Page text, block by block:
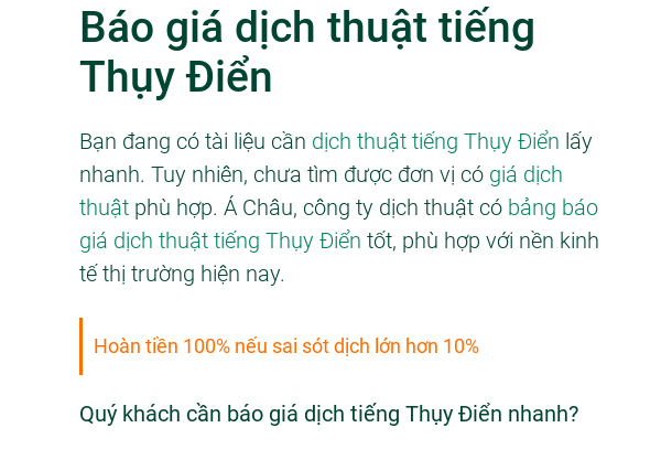
Báo giá dịch thuật tiếng
Thụy Điển
Bạn đang có tài liệu cần dịch thuật tiếng Thụy Điển lấy
nhanh. Tuy nhiên, chưa tìm được đơn vị có giá dịch
thuật phù hợp. Á Châu, công ty dịch thuật có bảng báo
giá dịch thuật tiếng Thụy Điển tốt, phù hợp với nền kinh
tế thị trường hiện nay.
Hoàn tiền 100% nếu sai sót dịch lớn hơn 10%
Quý khách cần báo giá dịch tiếng Thụy Điển nhanh?